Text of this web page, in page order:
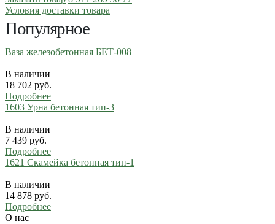
Условия доставки товара
Популярное
Ваза железобетонная БЕТ-008
В наличии
18 702 руб.
Подробнее
1603 Урна бетонная тип-3
В наличии
7 439 руб.
Подробнее
1621 Скамейка бетонная тип-1
В наличии
14 878 руб.
Подробнее
О нас